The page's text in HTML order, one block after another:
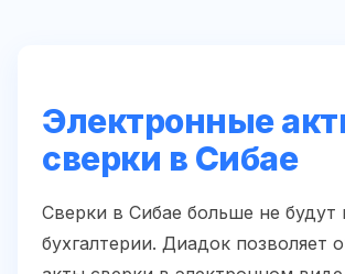
Электронные
сверки в Сибае
Сверки в Сибае больше не
бухгалтерии. Диадок позволяет